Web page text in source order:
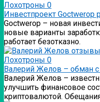
Лохотроны 0
Инвестпроект Goctwerop
Goctwerop – новая
новые варианты
работает безотказно.
Лохотроны 0
Валерий Желов – обман
Валерий Желов –
улучшить финансовое
криптовалютой.